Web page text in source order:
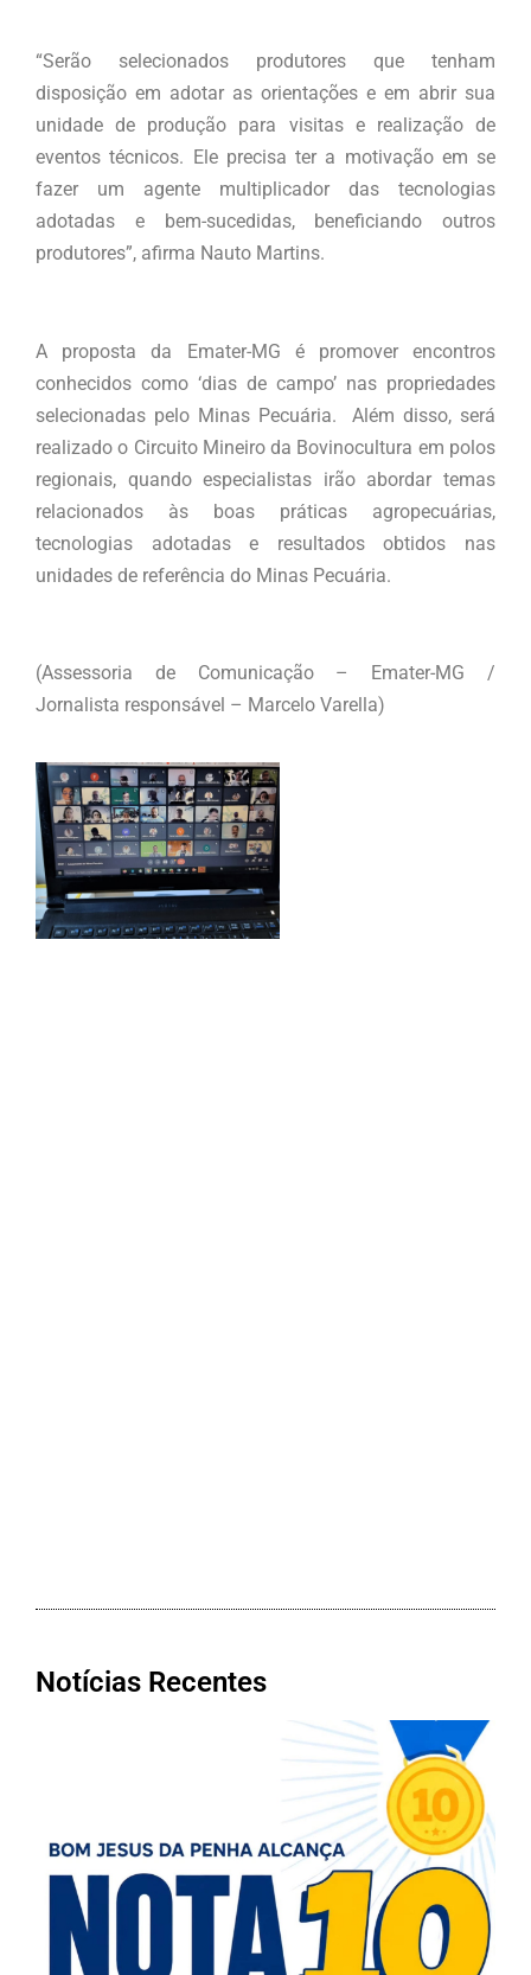
“Serão selecionados produtores que tenham
disposição em adotar as orientações e em abrir sua
unidade de produção para visitas e realização de
eventos técnicos. Ele precisa ter a motivação em se
fazer um agente multiplicador das tecnologias
adotadas e bem-sucedidas, beneficiando outros
produtores”, afirma Nauto Martins.
A proposta da Emater-MG é promover encontros
conhecidos como ‘dias de campo’ nas propriedades
selecionadas pelo Minas Pecuária. Além disso, será
realizado o Circuito Mineiro da Bovinocultura em polos
regionais, quando especialistas irão abordar temas
relacionados às boas práticas agropecuárias,
tecnologias adotadas e resultados obtidos nas
unidades de referência do Minas Pecuária.
(Assessoria de Comunicação – Emater-MG /
Jornalista responsável – Marcelo Varella)
Notícias Recentes